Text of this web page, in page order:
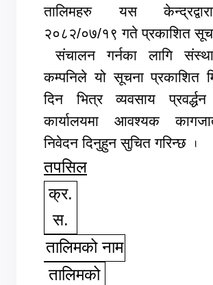
तालिमहरु यस
२०८२/०७/१९ गते प्रकाशित
संचालन गर्नका लागि
कम्पनिले यो सूचना प्रकाशित
दिन भित्र व्यवसाय
कार्यालयमा आवश्यक
निवेदन दिनुहुन सुचित गरिन्छ
.
तपसिल
क्र.
स.
तालिमको नाम
तालिमको